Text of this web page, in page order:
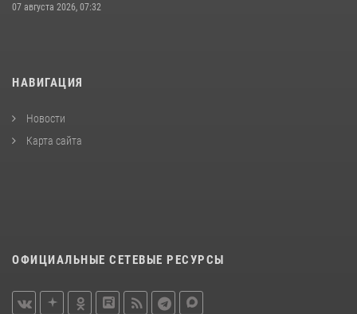
07 августа 2026, 07:32
НАВИГАЦИЯ
Новости
Карта сайта
ОФИЦИАЛЬНЫЕ СЕТЕВЫЕ РЕСУРСЫ